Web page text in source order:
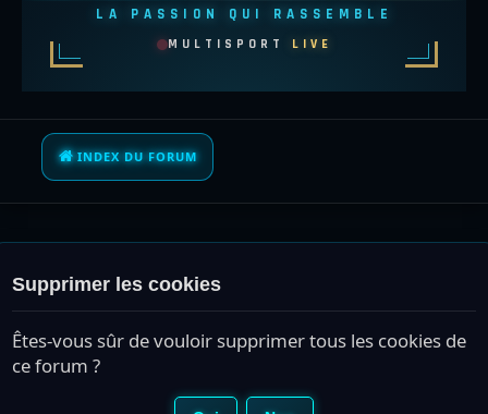
LA PASSION QUI RASSEMBLE
MULTISPORT LIVE
INDEX DU FORUM
Supprimer les cookies
Êtes-vous sûr de vouloir supprimer tous les cookies de
ce forum ?